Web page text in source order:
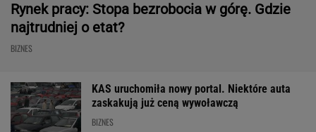
Rynek pracy: Stopa bezrobocia w górę. Gdzie
najtrudniej o etat?
BIZNES
KAS uruchomiła nowy portal. Niektóre auta
zaskakują już ceną wywoławczą
BIZNES